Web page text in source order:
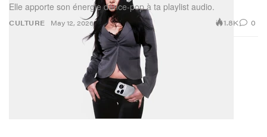
CULTURE
Elle apporte son énergie dance-pop à ta playlist audio.
May 12, 2026 1.8K 0